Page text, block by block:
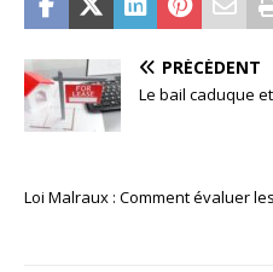
PRÉCÉDENT
Le bail caduque
Loi Malraux : Comment évaluer